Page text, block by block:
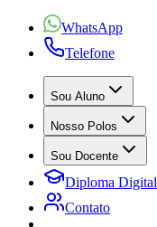
WhatsApp
Telefone
Sou Aluno
Nosso Polos
Sou Docente
Diploma Digital
Contato